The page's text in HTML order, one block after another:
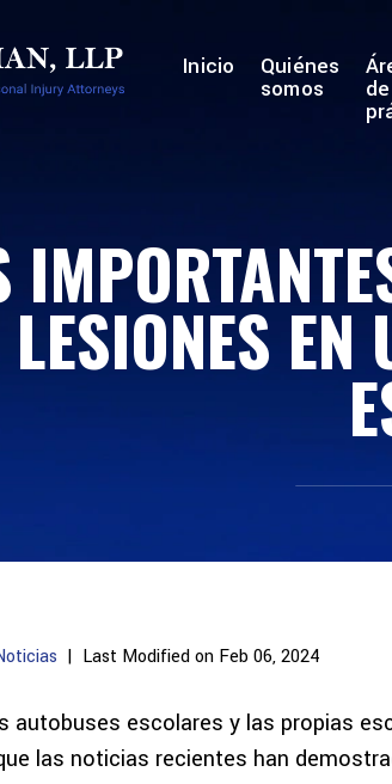
Inicio Quiénes
somos de
| Last Modified on Feb 06, 2024
autobuses escolares y las propias
las noticias recientes han